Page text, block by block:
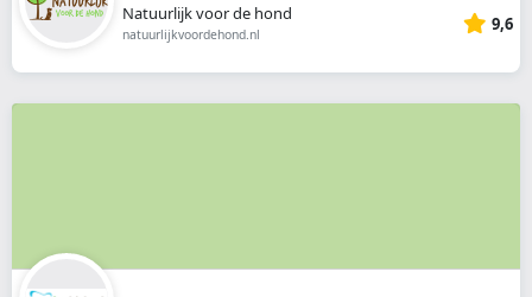
Natuurlijk voor de hond
natuurlijkvoordehond.nl 9,6